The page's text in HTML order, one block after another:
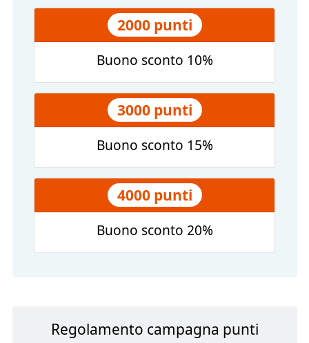
2000 punti
Buono sconto 10%
3000 punti
Buono sconto 15%
4000 punti
Buono sconto 20%
Regolamento campagna punti